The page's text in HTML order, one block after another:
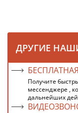
ДРУГИЕ
Получите
мессенджере ,
дальнейших